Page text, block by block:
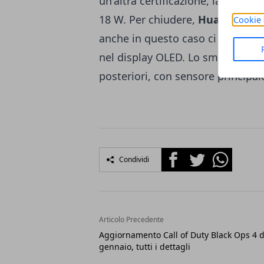
Cookie
18 W. Per chiudere, Huawei P30
anche in questo caso ci sarà
nel display OLED. Lo
posteriori, con sensore
Condividi FacebookTwitterWhatsapp
Articolo Precedente
Aggiornamento Call of Duty Black Ops 4
gennaio, tutti i dettagli